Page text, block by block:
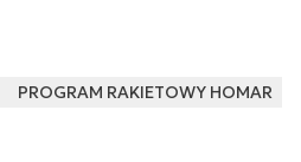
PROGRAM RAKIETOWY HOMAR